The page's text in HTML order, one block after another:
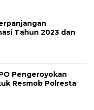
Tahun 2023 dan
Pengeroyokan
Resmob Polresta